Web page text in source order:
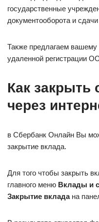
государственные
документооборота и
Также предлагаем
удаленной регистрации
Как закрыть
через
в Сбербанк Онлайн Вы
закрытие вклада.
Для того чтобы закрыть
главного меню Вклады и
Закрытие вкладана